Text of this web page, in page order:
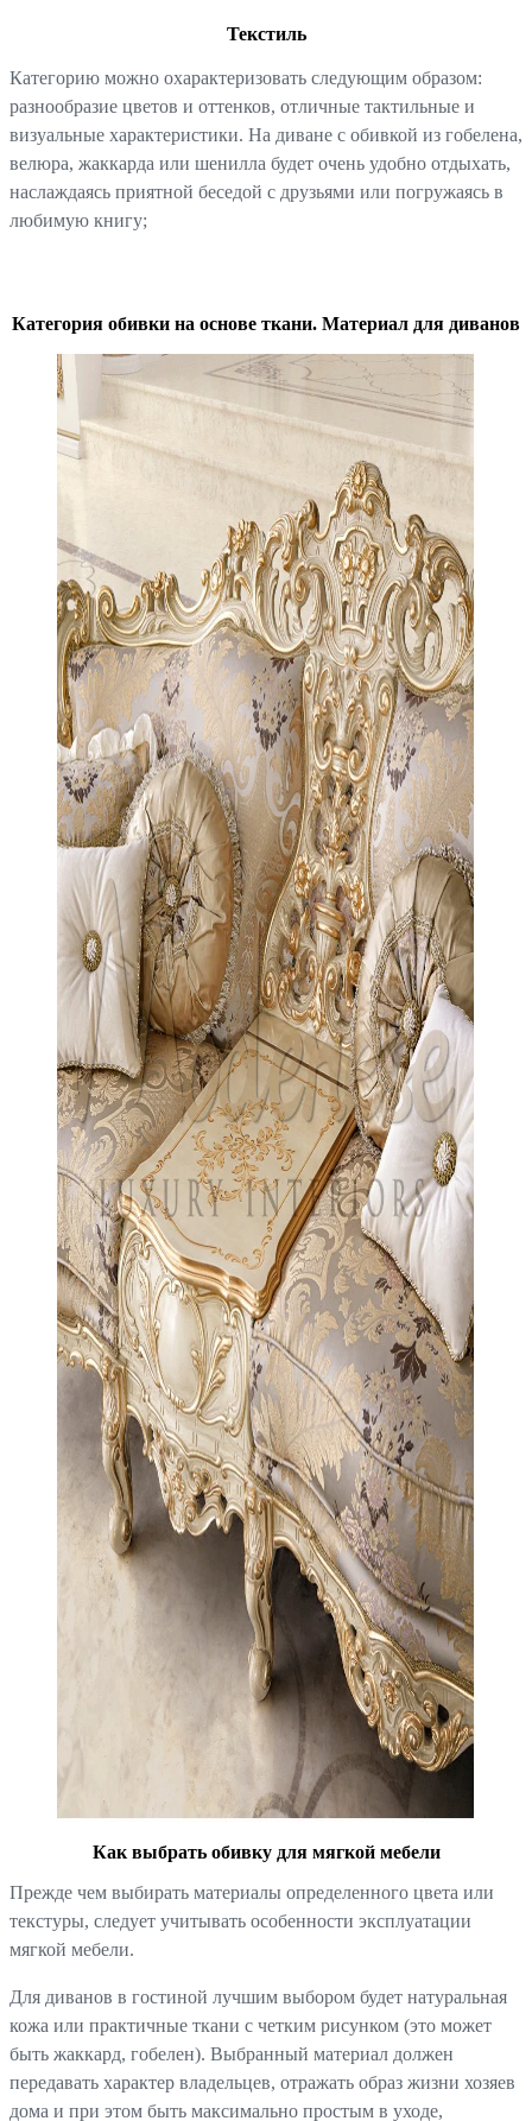
Текстиль
Категорию можно охарактеризовать следующим образом:
разнообразие цветов и оттенков, отличные тактильные и
визуальные характеристики. На диване с обивкой из гобелена,
велюра, жаккарда или шенилла будет очень удобно отдыхать,
наслаждаясь приятной беседой с друзьями или погружаясь в
любимую книгу;
Категория обивки на основе ткани. Материал для диванов
Как выбрать обивку для мягкой мебели
Прежде чем выбирать материалы определенного цвета или
текстуры, следует учитывать особенности эксплуатации
мягкой мебели.
Для диванов в гостиной лучшим выбором будет натуральная
кожа или практичные ткани с четким рисунком (это может
быть жаккард, гобелен). Выбранный материал должен
передавать характер владельцев, отражать образ жизни хозяев
дома и при этом быть максимально простым в уходе,